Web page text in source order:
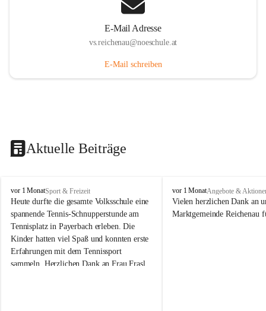
E-Mail Adresse
vs.reichenau@noeschule.at
E-Mail schreiben
Aktuelle Beiträge
V
o
l
k
s
s
c
h
vor 1 MonatSport & Freizeit
Heute durfte die gesamte Volksschule eine
spannende Tennis-Schnupperstunde am
Tennisplatz in Payerbach erleben. Die
Kinder hatten viel Spaß und konnten erste
Erfahrungen mit dem Tennissport
sammeln. Herzlichen Dank an Frau Frasl
V
o
l
vor 1 MonatAngebote &
Vielen herzlichen Dank an
Marktgemeinde Reichenau